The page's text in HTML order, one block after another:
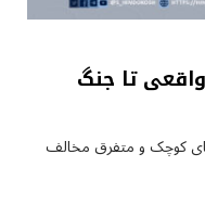
تا جنگ
کوچک و متفرق مخالف